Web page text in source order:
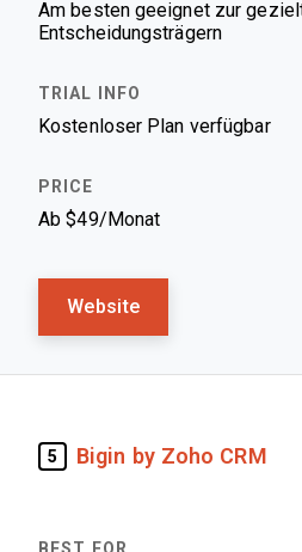
Am besten geeignet zur
Entscheidungsträgern
Kostenloser Plan verfügbar
Ab $49/Monat
Website
5 Bigin by Zoho CRM